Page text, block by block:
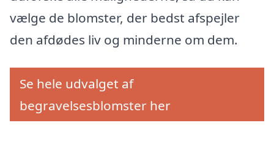
vælge de blomster, der bedst afspejler
den afdødes liv og minderne om dem.
Se hele udvalget af
begravelsesblomster her